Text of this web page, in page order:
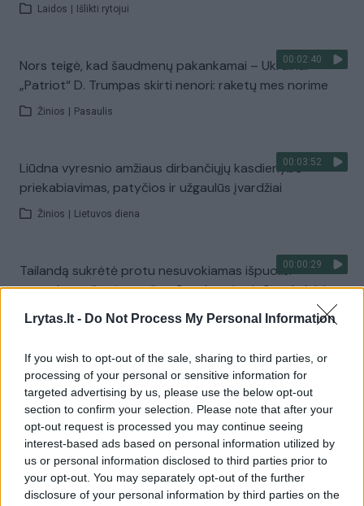
Lrytas.lt - Do Not Process My Personal Information
If you wish to opt-out of the sale, sharing to third parties, or
processing of your personal or sensitive information for
targeted advertising by us, please use the below opt-out
section to confirm your selection. Please note that after your
opt-out request is processed you may continue seeing
interest-based ads based on personal information utilized by
us or personal information disclosed to third parties prior to
your opt-out. You may separately opt-out of the further
disclosure of your personal information by third parties on the
Laidos Išlikti rytojui
00:02:40
Nors teigė, kad šaudmenų pakankamai – Ukrainai
„Patriot“ D. Trumpas skirti nenori: raketų mes norime
Žinios Pasaulis
00:03:52
Liūdna vyresnio amžiaus dirbančiųjų kasdienybė –
priekabiavimas, patyčios ir užgaulūs įvardžiai
Žinios Lietuvos diena
00:00:29
Tailandą sukrėtė protu nesuvokiamas išpuolis:
paauglys nušovė senelius, 3 mokytojus ir 3 moksleivius
Žinios | Pasaulis
Visi įrašai
Žiūrimiausi įrašai
00:00:30